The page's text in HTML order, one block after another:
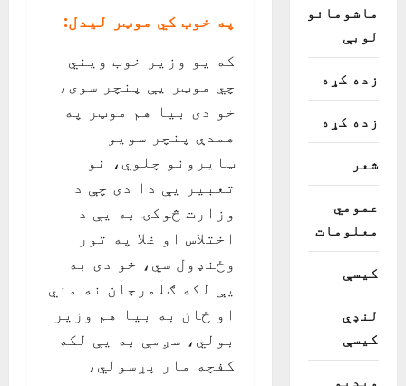
په خوب کي موټر ليدل:
که يو وزير خوب ويني
چي موټر يې پنچر سوی،
خو دی بيا هم موټر په
همدې پنچر سويو
ټايرونو چلوي، نو
تعبير يې دا دی چې د
وزارت څوکۍ به يې د
اختلاس او غلا په تور
وځنډول سي، خو دی به
يې لکه ګلمرجان نه مني
او ځان به بيا هم وزير
بولي، سږمې به يې لکه
کفچه مار پړسولي،
ماشومانو
لوبې
زده کړه
زده کړه
شعر
عمومي
معلومات
کیسې
لنډې
کیسې
ویدیو